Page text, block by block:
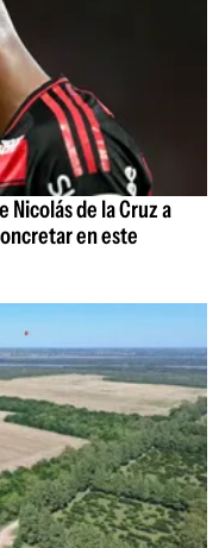
Nicolás de la Cruz a
en este